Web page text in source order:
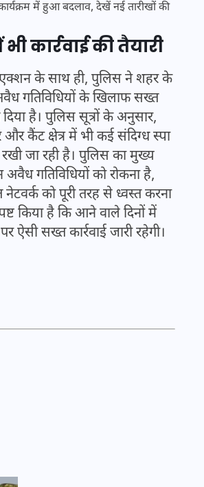
में हुआ बदलाव, देखें नई तारीखों की
भी कार्रवाई की तैयारी
के साथ ही, पुलिस ने शहर के
गतिविधियों के खिलाफ सख्त
है। पुलिस सूत्रों के अनुसार,
कैंट क्षेत्र में भी कई संदिग्ध स्पा
रखी जा रही है। पुलिस का मुख्य
गतिविधियों को रोकना है,
को पूरी तरह से ध्वस्त करना
किया है कि आने वाले दिनों में
ऐसी सख्त कार्रवाई जारी रहेगी।